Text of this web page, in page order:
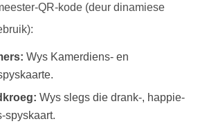
QR-kode (deur dinamiese
Wys Kamerdiens- en
Wys slegs die drank-, happie-
spyskaart.